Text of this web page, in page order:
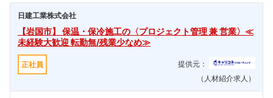
日建工業株式会社
【岩国市】 保温・保冷施工の〈プロジェクト管理 兼 営業〉≪
未経験大歓迎 転勤無/残業少なめ≫
正社員
提供元：
（人材紹介求人）